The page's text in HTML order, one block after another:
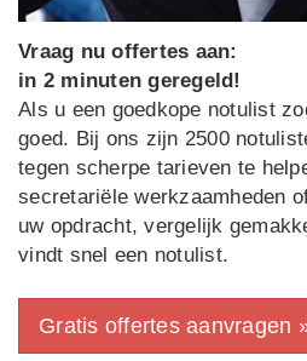
Vraag nu offertes aan:
in 2 minuten geregeld!
Als u een goedkope notulist
goed. Bij ons zijn 2500
tegen scherpe tarieven te
secretariële werkzaamheden
uw opdracht, vergelijk
vindt snel een notulist.
Gratis offertes aanvragen